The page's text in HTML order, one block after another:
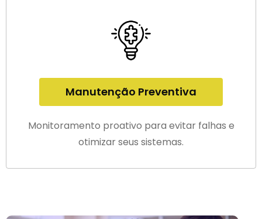
Manutenção Preventiva
Monitoramento proativo para evitar falhas e
otimizar seus sistemas.